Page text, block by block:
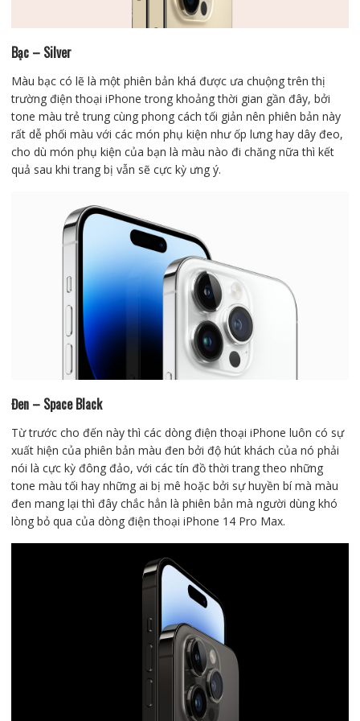
Bạc – Silver
Màu bạc có lẽ là một phiên bản khá được ưa chuộng trên thị
trường điện thoại iPhone trong khoảng thời gian gần đây, bởi
tone màu trẻ trung cùng phong cách tối giản nên phiên bản này
rất dễ phối màu với các món phụ kiện như ốp lưng hay dây đeo,
cho dù món phụ kiện của bạn là màu nào đi chăng nữa thì kết
quả sau khi trang bị vẫn sẽ cực kỳ ưng ý.
Đen – Space Black
Từ trước cho đến này thì các dòng điện thoại iPhone luôn có sự
xuất hiện của phiên bản màu đen bởi độ hút khách của nó phải
nói là cực kỳ đông đảo, với các tín đồ thời trang theo những
tone màu tối hay những ai bị mê hoặc bởi sự huyền bí mà màu
đen mang lại thì đây chắc hẳn là phiên bản mà người dùng khó
lòng bỏ qua của dòng điện thoại iPhone 14 Pro Max.